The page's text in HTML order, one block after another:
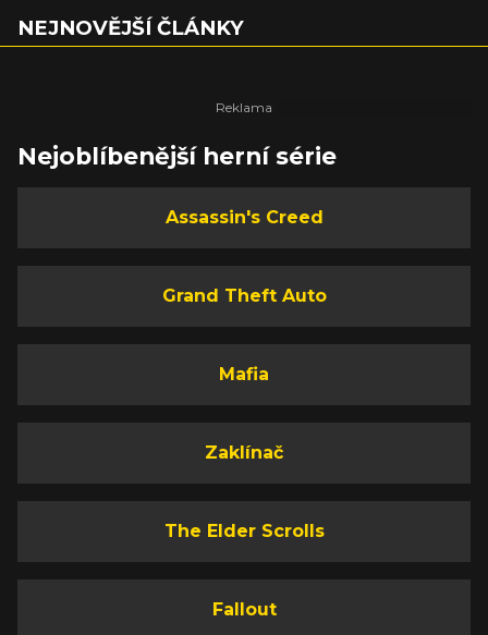
NEJNOVĚJŠÍ ČLÁNKY
Nejoblíbenější herní série
Assassin's Creed
Grand Theft Auto
Mafia
Zaklínač
The Elder Scrolls
Fallout